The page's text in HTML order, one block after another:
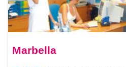
Marbella